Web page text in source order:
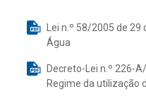
Lei n.º 58/2005 de
Água
Decreto-Lei n.º 226-
Regime da utilização